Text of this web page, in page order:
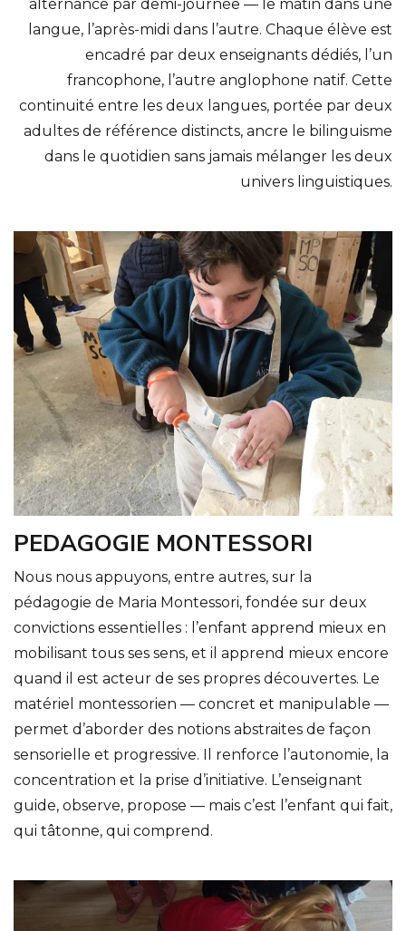
alternance par demi-journée — le matin dans une
langue, l’après-midi dans l’autre. Chaque élève est
encadré par deux enseignants dédiés, l’un
francophone, l’autre anglophone natif. Cette
continuité entre les deux langues, portée par deux
adultes de référence distincts, ancre le bilinguisme
dans le quotidien sans jamais mélanger les deux
univers linguistiques.
PEDAGOGIE MONTESSORI
Nous nous appuyons, entre autres, sur la
pédagogie de Maria Montessori, fondée sur deux
convictions essentielles : l’enfant apprend mieux en
mobilisant tous ses sens, et il apprend mieux encore
quand il est acteur de ses propres découvertes. Le
matériel montessorien — concret et manipulable —
permet d’aborder des notions abstraites de façon
sensorielle et progressive. Il renforce l’autonomie, la
concentration et la prise d’initiative. L’enseignant
guide, observe, propose — mais c’est l’enfant qui fait,
qui tâtonne, qui comprend.